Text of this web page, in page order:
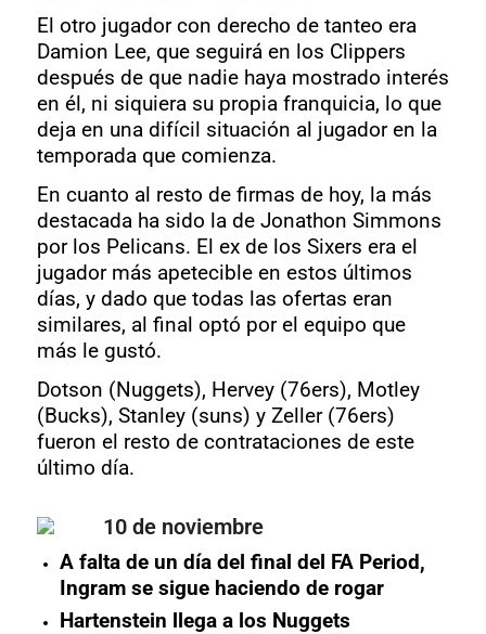
El otro jugador con derecho de tanteo era
Damion Lee, que seguirá en los Clippers
después de que nadie haya mostrado interés
en él, ni siquiera su propia franquicia, lo que
deja en una difícil situación al jugador en la
temporada que comienza.
En cuanto al resto de firmas de hoy, la más
destacada ha sido la de Jonathon Simmons
por los Pelicans. El ex de los Sixers era el
jugador más apetecible en estos últimos
días, y dado que todas las ofertas eran
similares, al final optó por el equipo que
más le gustó.
Dotson (Nuggets), Hervey (76ers), Motley
(Bucks), Stanley (suns) y Zeller (76ers)
fueron el resto de contrataciones de este
último día.
10 de noviembre
A falta de un día del final del FA Period,
Ingram se sigue haciendo de rogar
Hartenstein llega a los Nuggets